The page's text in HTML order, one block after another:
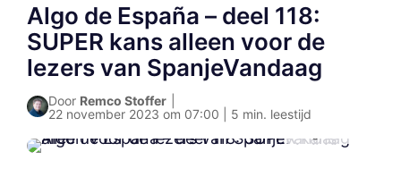
Algo de España – deel 118:
SUPER kans alleen voor de
lezers van SpanjeVandaag
Door Remco Stoffer
22 november 2023 om 07:00 | 5 min. leestijd